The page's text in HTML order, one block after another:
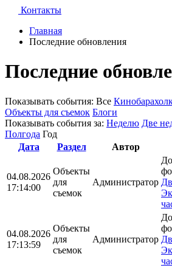
Контакты
Главная
Последние обновления
Последние
Показывать события: Все
Объекты для съемок Блоги
Показывать события за: Неделю Две
Полгода Год
Дата
Раздел Автор
04.08.2026
17:14:00
Объекты
для
съемок
Администратор
04.08.2026
17:13:59
Объекты
для
съемок
Администратор